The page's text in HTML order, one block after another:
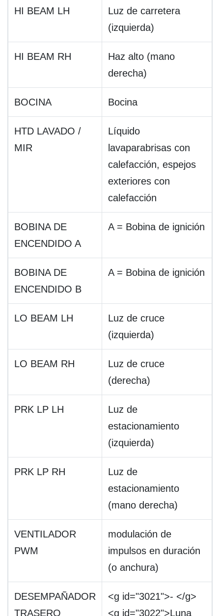
HI BEAM LH
Luz de carretera
(izquierda)
HI BEAM RH
Haz alto (mano
derecha)
BOCINA Bocina
HTD LAVADO /
MIR
Líquido
lavaparabrisas con
calefacción, espejos
exteriores con
calefacción
BOBINA DE
ENCENDIDO A
A = Bobina de ignición
BOBINA DE
ENCENDIDO B
A = Bobina de ignición
LO BEAM LH
Luz de cruce
(izquierda)
LO BEAM RH
Luz de cruce
(derecha)
PRK LP LH
Luz de
estacionamiento
(izquierda)
PRK LP RH
Luz de
estacionamiento
(mano derecha)
VENTILADOR
PWM
modulación de
impulsos en duración
(o anchura)
DESEMPAÑADOR
TRASERO
<g id="3021">- </g>
<g id="3022">Luna